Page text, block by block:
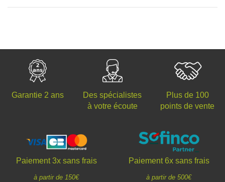
Garantie 2 ans
Des spécialistes
à votre écoute
Plus de 100
points de vente
Paiement 3x sans frais
à partir de 150€
Paiement 6x sans frais
à partir de 500€